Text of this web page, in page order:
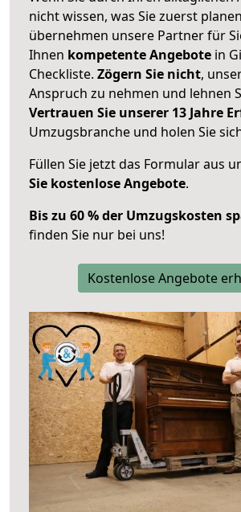
nicht wissen, was Sie zuerst
übernehmen unsere Partner für
Ihnen kompetente Angebote in
Checkliste. Zögern Sie nicht,
Anspruch zu nehmen und lehnen
Vertrauen Sie unserer 13 Jahre
Umzugsbranche und holen Sie
Füllen Sie jetzt das Formular aus
Sie kostenlose Angebote.
Bis zu 60 % der Umzugskosten
finden Sie nur bei uns!
Kostenlose Angebote